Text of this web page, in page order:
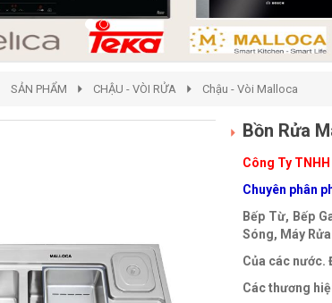
SẢN PHẨM CHẬU - VÒI RỬA Chậu - Vòi Malloca
Bồn Rửa
Công Ty
Chuyên phân
Bếp Từ, Bếp
Sóng, Máy
Của các nước.
Các thương